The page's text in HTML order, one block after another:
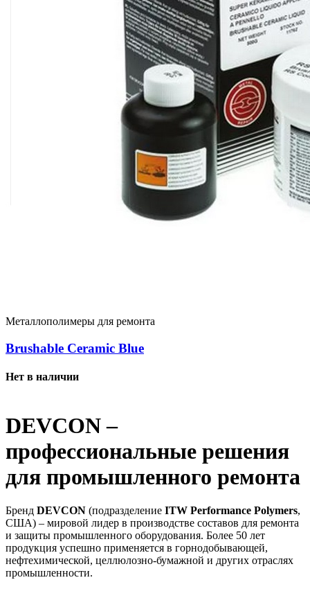
Металлополимеры для ремонта
Brushable Ceramic Blue
Нет в наличии
DEVCON –
профессиональные решения
для промышленного ремонта
Бренд DEVCON (подразделение ITW Performance Polymers,
США) – мировой лидер в производстве составов для ремонта
и защиты промышленного оборудования. Более 50 лет
продукция успешно применяется в горнодобывающей,
нефтехимической, целлюлозно-бумажной и других отраслях
промышленности.